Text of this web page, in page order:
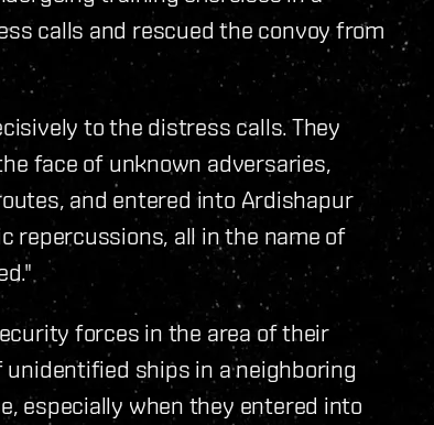
calls and rescued the convoy from
to the distress calls. They
face of unknown adversaries,
and entered into Ardishapur
repercussions, all in the name of
forces in the area of their
ships in a neighboring
especially when they entered into